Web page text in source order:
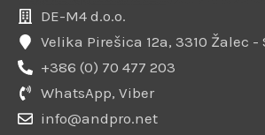
DE-M4 d.o.o.
Velika Pirešica 12a, 3310 Žalec -
+386 (0) 70 477 203
WhatsApp, Viber
info@andpro.net